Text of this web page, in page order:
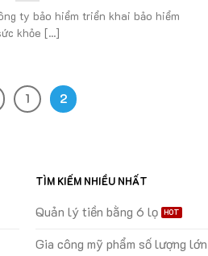
ty bảo hiểm triển khai bảo hiểm
khỏe [...]
1 2
TÌM KIẾM NHIỀU NHẤT
Quản lý tiền bằng 6 lọ
Gia công mỹ phẩm số lượng lớn